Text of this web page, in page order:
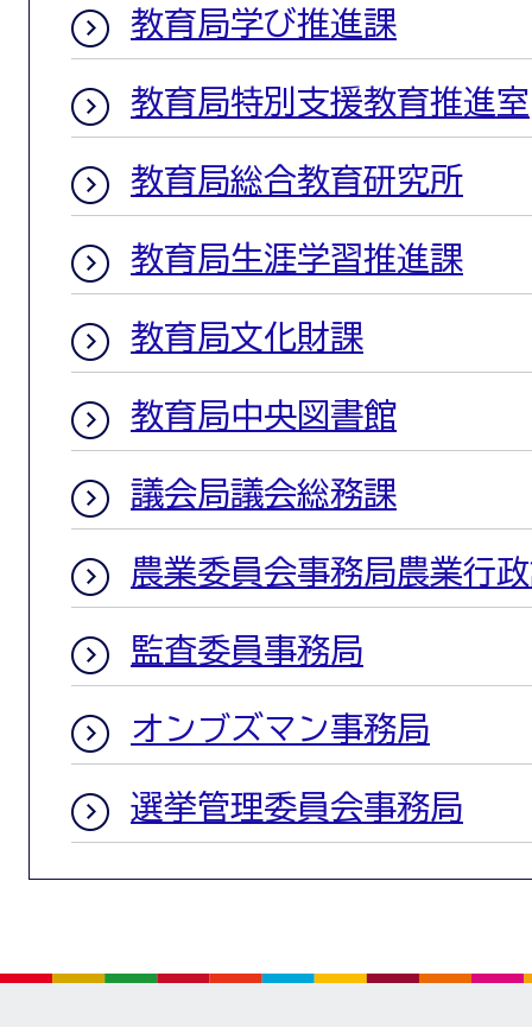
教育局学び推進課
教育局特別支援教育推進室
教育局総合教育研究所
教育局生涯学習推進課
教育局文化財課
教育局中央図書館
議会局議会総務課
農業委員会事務局農業行
監査委員事務局
オンブズマン事務局
選挙管理委員会事務局